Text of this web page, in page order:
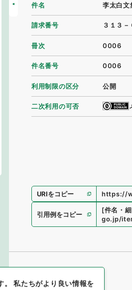
件名 李太白文
請求番号 ３１３－
冊次 0006
件名番号 0006
利用制限の区分 公開
二次利用の可否
URIをコピー https://
引用例をコピー
[件名・
go.jp/
。私たちがより良い情報を